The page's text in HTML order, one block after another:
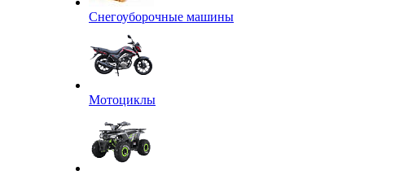
Снегоуборочные машины
Мотоциклы